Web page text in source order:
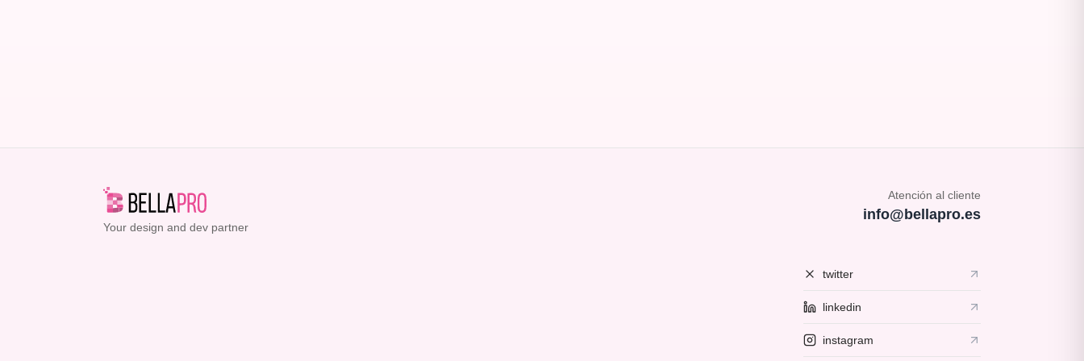
Your design and dev partner
Atención al cliente
info@bellapro.es
twitter
linkedin
instagram